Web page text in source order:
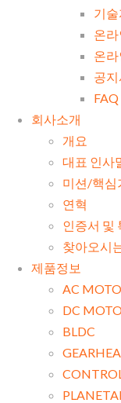
기
온라
온라
공
FAQ
회사소개
개요
대표 인사
미션/핵심
연혁
인증서 및
찾아오시
제품정보
AC
DC
BLDC